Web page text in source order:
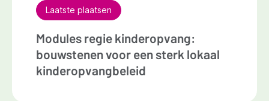
Laatste plaatsen
Modules regie kinderopvang:
bouwstenen voor een sterk lokaal
kinderopvangbeleid